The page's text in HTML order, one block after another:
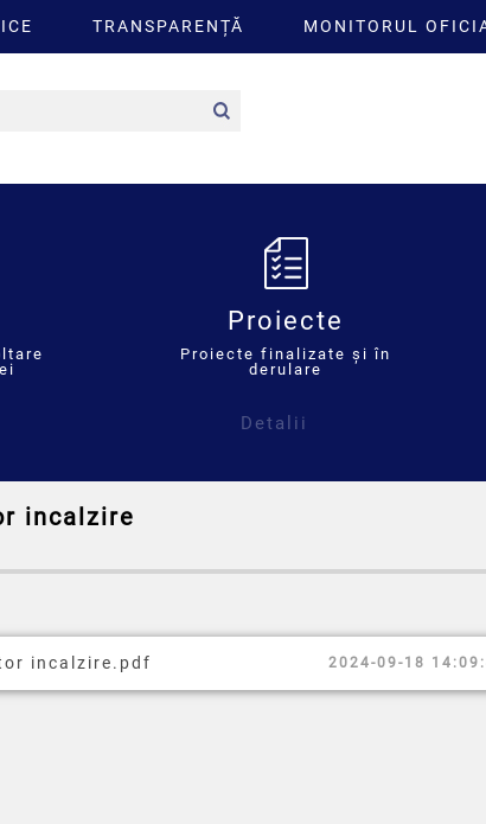
TRANSPARENȚĂ MONITORUL
Proiecte
Proiecte finalizate și în
derulare
Detalii
incalzire
incalzire.pdf 2024-09-18